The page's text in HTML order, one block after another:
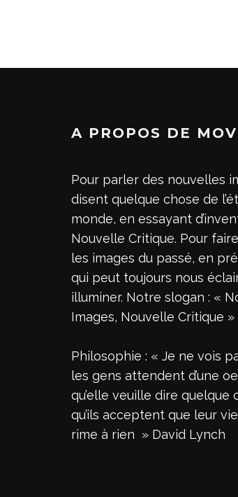
A PROPOS DE
Pour parler des nouvelles
disent quelque chose de
monde, en essayant
Nouvelle Critique. Pour
les images du passé, en
qui peut toujours nous
illuminer. Notre slogan : «
Images, Nouvelle Critique »
Philosophie : « Je ne vois
les gens attendent d’une
qu’elle veuille dire quelque
qu’ils acceptent que leur
rime à rien » David Lynch